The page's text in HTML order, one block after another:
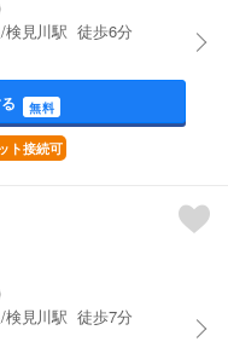
検見川駅 徒歩6分
無料
ト接続可
検見川駅 徒歩7分